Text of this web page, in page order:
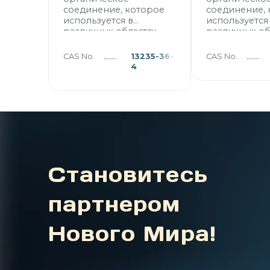
соединение, которое
используется в
различных областях
агент.
CAS No.
13235-36-
4
соединение,
используется
различных
агент.
CAS No.
Становитесь
партнером
Нового Мира!